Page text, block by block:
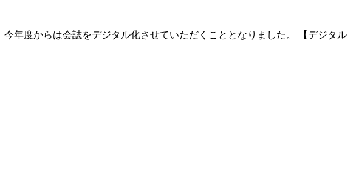
度からは会誌をデジタル化させていただくこととなりました。 【デジタル